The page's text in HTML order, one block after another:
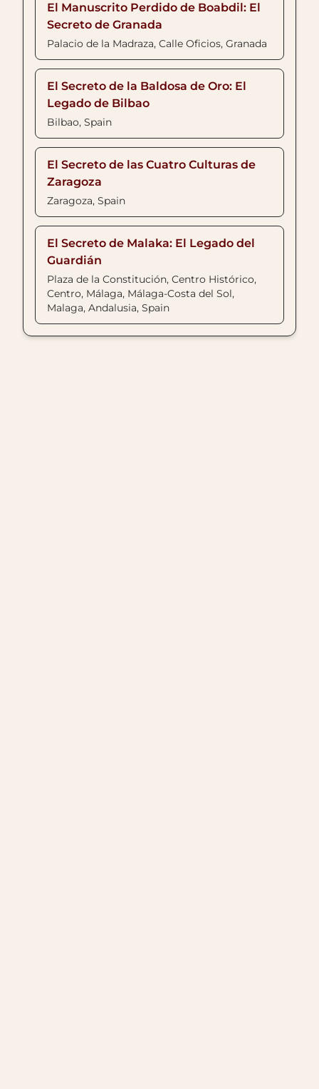
El Manuscrito Perdido de Boabdil: El
Secreto de Granada
Palacio de la Madraza, Calle Oficios, Granada
El Secreto de la Baldosa de Oro: El
Legado de Bilbao
Bilbao, Spain
El Secreto de las Cuatro Culturas de
Zaragoza
Zaragoza, Spain
El Secreto de Malaka: El Legado del
Guardián
Plaza de la Constitución, Centro Histórico,
Centro, Málaga, Málaga-Costa del Sol,
Malaga, Andalusia, Spain